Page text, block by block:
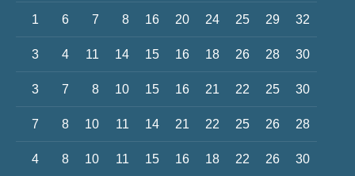
1 6 7 8 16 20 24 25 29 32
3 4 11 14 15 16 18 26 28 30
3 7 8 10 15 16 21 22 25 30
7 8 10 11 14 21 22 25 26 28
4 8 10 11 15 16 18 22 26 30